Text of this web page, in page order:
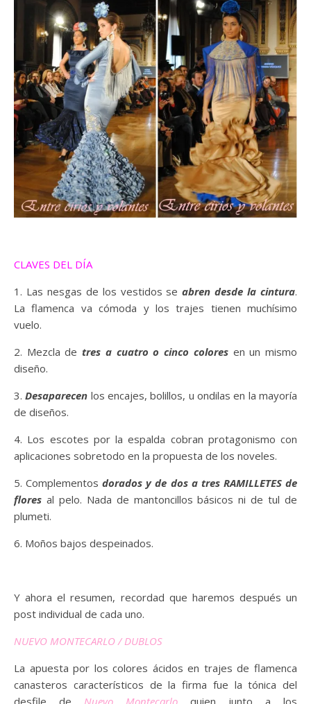
CLAVES DEL DÍA
1. Las nesgas de los vestidos seabren desde la cintura.
La flamenca va cómoda y los trajes tienen muchísimo
vuelo.
2. Mezcla detres a cuatro o cinco coloresen un mismo
diseño.
3.Desaparecen los encajes, bolillos, u ondilas en la mayoría
de diseños.
4. Los escotes por la espalda cobran protagonismo con
aplicaciones sobretodo en la propuesta de los noveles.
5. Complementosdorados y de dos a tres RAMILLETES de
flores al pelo. Nada de mantoncillos básicos ni de tul de
plumeti.
6. Moños bajos despeinados.
Y ahora el resumen, recordad que haremos después un
post individual de cada uno.
NUEVO MONTECARLO / DUBLOS
La apuesta por los colores ácidos en trajes de flamenca
canasteros característicos de la firma fue la tónica del
desfile de Nuevo Montecarlo quien junto a los